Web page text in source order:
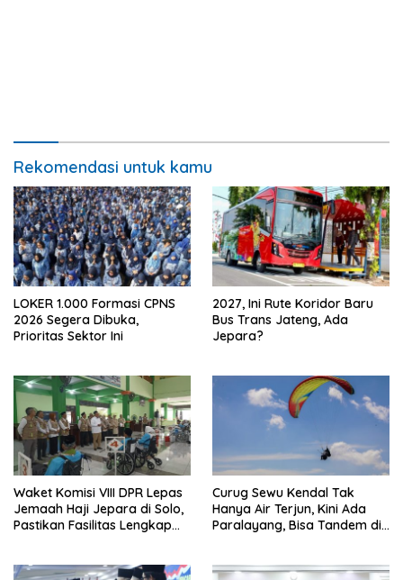
Rekomendasi untuk kamu
LOKER 1.000 Formasi CPNS
2026 Segera Dibuka,
Prioritas Sektor Ini
2027, Ini Rute Koridor Baru
Bus Trans Jateng, Ada
Jepara?
Waket Komisi VIII DPR Lepas
Jemaah Haji Jepara di Solo,
Pastikan Fasilitas Lengkap
Curug Sewu Kendal Tak
Hanya Air Terjun, Kini Ada
Paralayang, Bisa Tandem di